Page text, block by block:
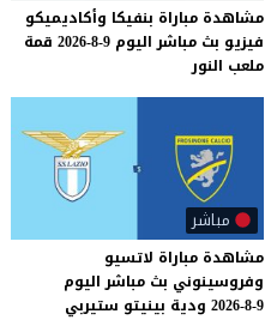
مشاهدة مباراة بنفيكا وأكاديميكو
فيزيو بث مباشر اليوم 9-8-2026
قمة
ملعب النور
مباشر
مشاهدة مباراة لاتسيو
وفروسينوني بث مباشر اليوم
9-8-2026
ودية بينيتو ستيربي